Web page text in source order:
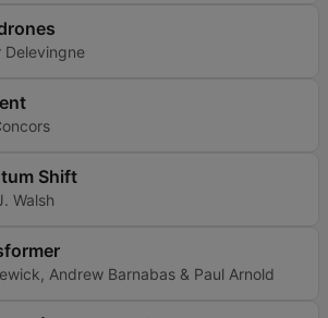
Delevingne
Shift
Walsh
Andrew Barnabas & Paul Arnold